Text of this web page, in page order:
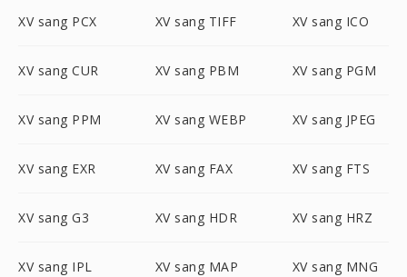
XV sang PCX XV sang TIFF XV sang ICO
XV sang CUR XV sang PBM XV sang PGM
XV sang PPM XV sang WEBP XV sang JPEG
XV sang EXR XV sang FAX XV sang FTS
XV sang G3 XV sang HDR XV sang HRZ
XV sang IPL XV sang MAP XV sang MNG